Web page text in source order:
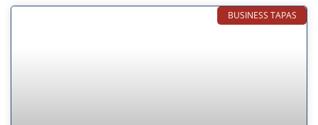
BUSINESS TAPAS